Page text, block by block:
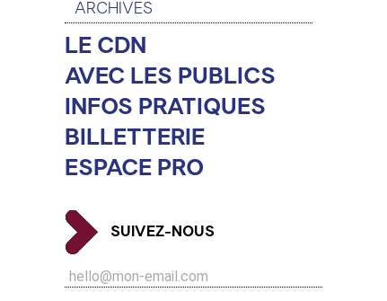
ARCHIVES
LE CDN
AVEC LES PUBLICS
INFOS PRATIQUES
BILLETTERIE
ESPACE PRO
SUIVEZ-NOUS